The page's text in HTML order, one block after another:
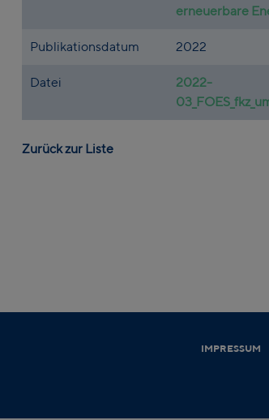
erneuerbare
Publikationsdatum 2022
Datei
2022-
Zurück zur Liste
IMPRESSUM